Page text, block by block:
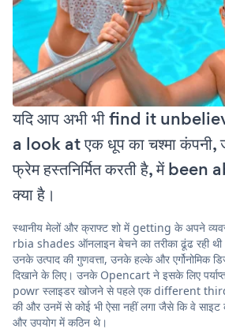
यदि आप अभी भी find it
a look at एक धूप का चश्मा
फ्रेम हस्तनिर्मित करती है, में
क्या है।
स्थानीय मेलों और क्राफ्ट शो में getting के अपने
rbia shades ऑनलाइन बेचने का तरीका ढूंढ रही
उनके उत्पाद की गुणवत्ता, उनके हल्के और एर्गोनोमिक
दिखाने के लिए। उनके Opencart ने इसके लिए पर्याप्त
powr स्लाइडर खोजने से पहले एक different
की और उनमें से कोई भी ऐसा नहीं लगा जैसे कि वे साइट
और उपयोग में कठिन थे।